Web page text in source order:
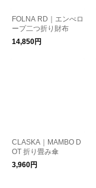
FOLNA RD｜エンべロ
ープ二つ折り財布
14,850円
CLASKA｜MAMBO D
OT 折り畳み傘
3,960円